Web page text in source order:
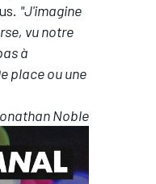
. "J'imagine
vu notre
à
place ou une
Noble